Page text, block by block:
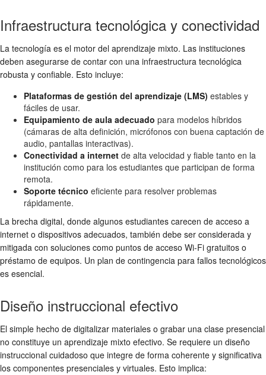
Infraestructura tecnológica y conectividad
La tecnología es el motor del aprendizaje mixto. Las instituciones
deben asegurarse de contar con una infraestructura tecnológica
robusta y confiable. Esto incluye:
Plataformas de gestión del aprendizaje (LMS) estables y
fáciles de usar.
Equipamiento de aula adecuado para modelos híbridos
(cámaras de alta definición, micrófonos con buena captación de
audio, pantallas interactivas).
Conectividad a internet de alta velocidad y fiable tanto en la
institución como para los estudiantes que participan de forma
remota.
Soporte técnico eficiente para resolver problemas
rápidamente.
La brecha digital, donde algunos estudiantes carecen de acceso a
internet o dispositivos adecuados, también debe ser considerada y
mitigada con soluciones como puntos de acceso Wi-Fi gratuitos o
préstamo de equipos. Un plan de contingencia para fallos tecnológicos
es esencial.
Diseño instruccional efectivo
El simple hecho de digitalizar materiales o grabar una clase presencial
no constituye un aprendizaje mixto efectivo. Se requiere un diseño
instruccional cuidadoso que integre de forma coherente y significativa
los componentes presenciales y virtuales. Esto implica: